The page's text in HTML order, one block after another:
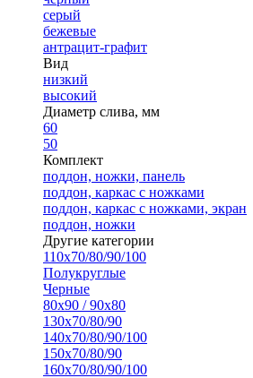
серый
бежевые
антрацит-графит
Вид
низкий
высокий
Диаметр слива, мм
60
50
Комплект
поддон, ножки, панель
поддон, каркас с ножками
поддон, каркас с ножками, экран
поддон, ножки
Другие категории
110х70/80/90/100
Полукруглые
Черные
80х90 / 90х80
130х70/80/90
140х70/80/90/100
150х70/80/90
160х70/80/90/100